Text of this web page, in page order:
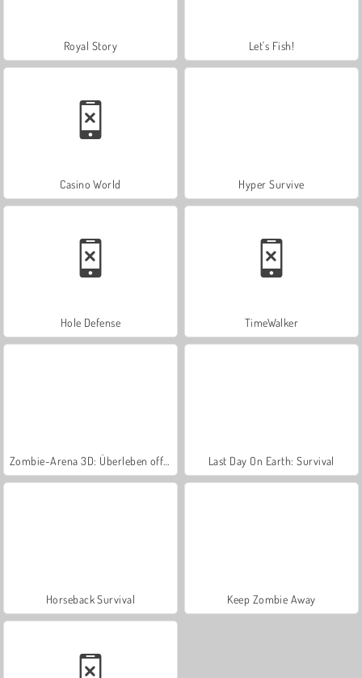
Royal Story Let's Fish!
Casino World Hyper Survive
Hole Defense TimeWalker
Last Day On Earth: Survival
Horseback Survival Keep Zombie Away